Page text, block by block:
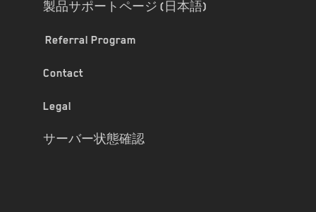
製品サポートページ (日本語)
Referral Program
Contact
Legal
サーバー状態確認